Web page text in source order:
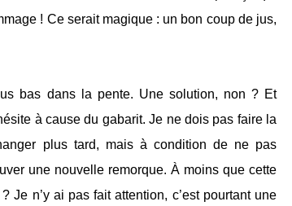
! Ce serait magique: un bon coup de jus,
bas dans la pente. Une solution, non ?Et
à cause du gabarit. Je ne dois pas faire la
plus tard, mais à condition de ne pas
une nouvelle remorque. À moins que cette
Je n’y ai pas fait attention, c’est pourtant une